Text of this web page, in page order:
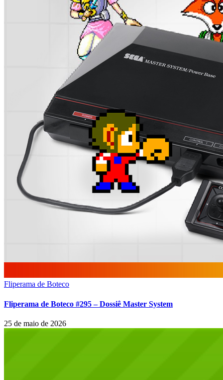
Fliperama de Boteco
Fliperama de Boteco #295 – Dossiê Master System
25 de maio de 2026